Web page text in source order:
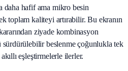
daha hafif ama mikro besin
toplam kaliteyi artırabilir. Bu ekranın
ziyade kombinasyon
sürdürülebilir beslenme çoğunlukla tek
eşleştirmelerle ilerler.